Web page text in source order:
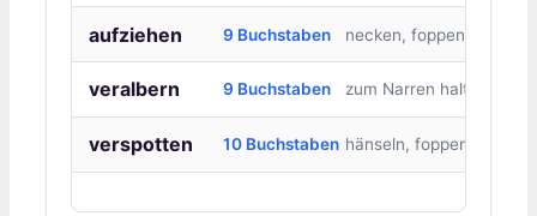
aufziehen 9 Buchstaben necken, foppen
veralbern 9 Buchstaben zum Narren halten
verspotten 10 Buchstaben hänseln, foppen